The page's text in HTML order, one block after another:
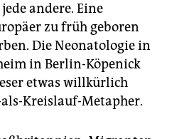
andere. Eine
zu früh geboren
Die Neonatologie in
in Berlin-Köpenick
etwas willkürlich
Kreislauf-Metapher.